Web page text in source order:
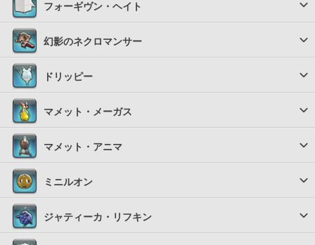
フォーギヴン・ヘイト
幻影のネクロマンサー
ドリッピー
マメット・メーガス
マメット・アニマ
ミニルオン
ジャティーカ・リフキン